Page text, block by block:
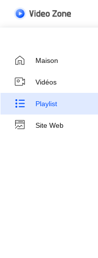
Maison
Vidéos
Playlist
Site Web